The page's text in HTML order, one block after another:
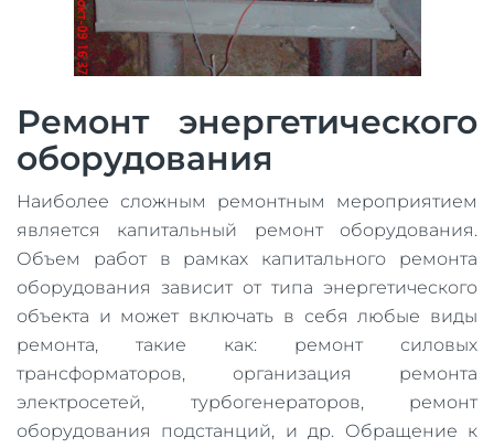
Ремонт энергетического
оборудования
Наиболее сложным ремонтным мероприятием
является капитальный ремонт оборудования.
Объем работ в рамках капитального ремонта
оборудования зависит от типа энергетического
объекта и может включать в себя любые виды
ремонта, такие как: ремонт силовых
трансформаторов, организация ремонта
электросетей, турбогенераторов, ремонт
оборудования подстанций, и др. Обращение к